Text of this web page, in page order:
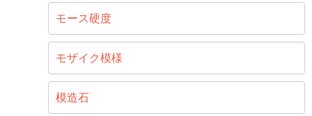
モース硬度
モザイク模様
模造石